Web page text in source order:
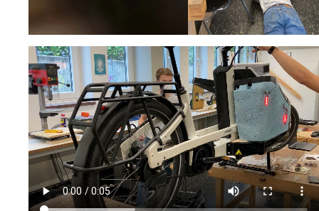
Sustainable Design
and Management
Utopie oder Realität
Ethische
Herausforderungen
der Digitalisierung
Lehrpersonal
Alumni
Blog
Projekte: Archiv
Presse
Jobs
Für Unternehmen